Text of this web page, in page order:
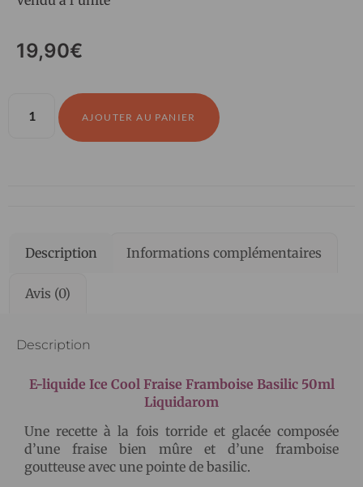
19,90€
AJOUTER AU PANIER
Description Informations complémentaires
Avis (0)
Description
E-liquide Ice Cool Fraise Framboise Basilic 50ml
Liquidarom
Une recette à la fois torride et glacée composée
d’une fraise bien mûre et d’une framboise
goutteuse avec une pointe de basilic.